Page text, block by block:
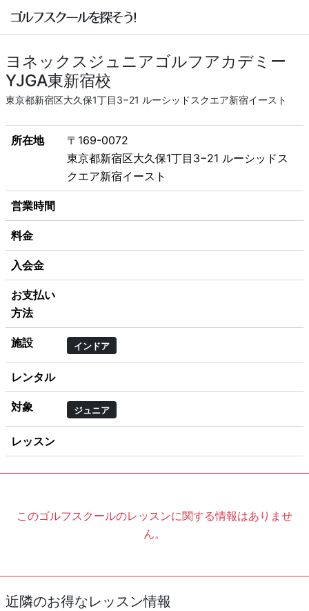
ヨネックスジュニアゴルフアカデミー
YJGA東新宿校
東京都新宿区大久保1丁目3−21 ルーシッドスクエア新宿イースト
所在地
〒169-0072
東京都新宿区大久保1丁目3−21 ルーシッドス
クエア新宿イースト
営業時間
料金
入会金
お支払い
方法
施設 インドア
レンタル
対象 ジュニア
レッスン
このゴルフスクールのレッスンに関する情報はありませ
ん。
近隣のお得なレッスン情報